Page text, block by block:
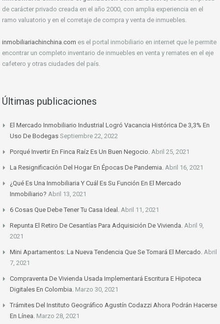
de carácter privado creada en el año 2000, con amplia experiencia en el
ramo valuatorio y en el corretaje de compra y venta de inmuebles.
inmobiliariachinchina.com es el portal inmobiliario en internet que le permite
encontrar un completo inventario de inmuebles en venta y remates en el eje
cafetero y otras ciudades del país.
Últimas publicaciones
El Mercado Inmobiliario Industrial Logró Vacancia Histórica De 3,3% En
Uso De Bodegas Septiembre 22, 2022
Porqué Invertir En Finca Raíz Es Un Buen Negocio. Abril 25, 2021
La Resignificación Del Hogar En Épocas De Pandemia. Abril 16, 2021
¿Qué Es Una Inmobiliaria Y Cuál Es Su Función En El Mercado
Inmobiliario? Abril 13, 2021
6 Cosas Que Debe Tener Tu Casa Ideal. Abril 11, 2021
Repunta El Retiro De Cesantías Para Adquisición De Vivienda. Abril 9,
2021
Mini Apartamentos: La Nueva Tendencia Que Se Tomará El Mercado. Abril
7, 2021
Compraventa De Vivienda Usada Implementará Escritura E Hipoteca
Digitales En Colombia. Marzo 30, 2021
Trámites Del Instituto Geográfico Agustín Codazzi Ahora Podrán Hacerse
En Línea. Marzo 28, 2021